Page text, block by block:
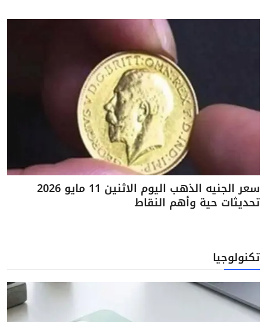
سعر الجنيه الذهب اليوم الاثنين 11 مايو 2026
تحديثات حية وأهم النقاط
تكنولوجيا